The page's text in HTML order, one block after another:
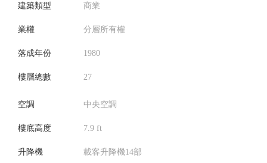
建築類型 商業
業權 分層所有權
落成年份 1980
樓層總數 27
空調 中央空調
樓底高度 7.9 ft
升降機 載客升降機14部